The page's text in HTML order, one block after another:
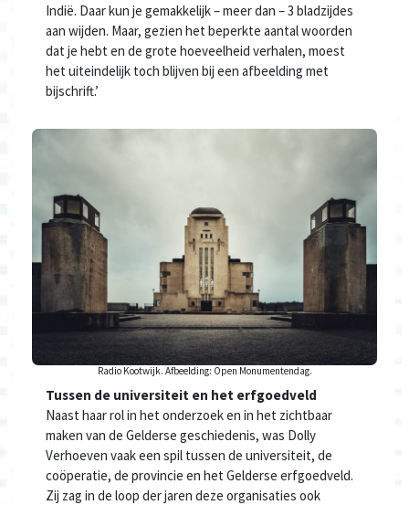
Indië. Daar kun je gemakkelijk – meer dan – 3 bladzijdes
aan wijden. Maar, gezien het beperkte aantal woorden
dat je hebt en de grote hoeveelheid verhalen, moest
het uiteindelijk toch blijven bij een afbeelding met
bijschrift.’
Radio Kootwijk. Afbeelding: Open Monumentendag.
Tussen de universiteit en het erfgoedveld
Naast haar rol in het onderzoek en in het zichtbaar
maken van de Gelderse geschiedenis, was Dolly
Verhoeven vaak een spil tussen de universiteit, de
coöperatie, de provincie en het Gelderse erfgoedveld.
Zij zag in de loop der jaren deze organisaties ook